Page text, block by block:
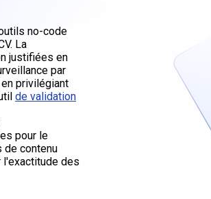
no-code
La
justifiées en
par
privilégiant
de validation
pour le
de contenu
l'exactitude des